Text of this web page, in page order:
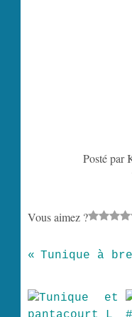
Posté par
Vous aimez ?
Tunique à